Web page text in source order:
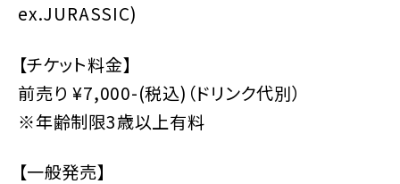
ex.JURASSIC)
【チケット料金】
前売り ¥7,000-(税込)（ドリンク代別）
※年齢制限3歳以上有料
【一般発売】